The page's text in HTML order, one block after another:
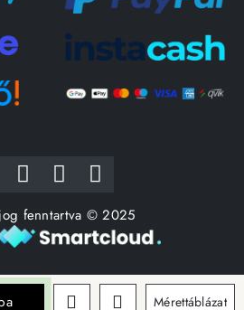
Mérettáblázat
fenntartva © 2025